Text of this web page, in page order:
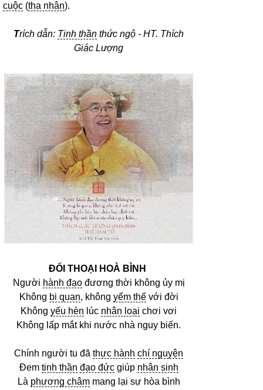
cuộc (tha nhân).
Trích dẫn: Tinh thần thức ngộ - HT. Thích
Giác Lượng
ĐỐI THOẠI HOÀ BÌNH
Người hành đạođương thời không ủy mị
Không bi quan, không yếm thếvới đời
Không yếu hèn lúc nhân loại chơi vơi
Không lấp mắt khi nước nhà nguy biến.
Chính người tu đã thực hành chí nguyện
Đem tinh thần đạo đứcgiúp nhân sinh
Là phương châmmang lại sự hòa bình